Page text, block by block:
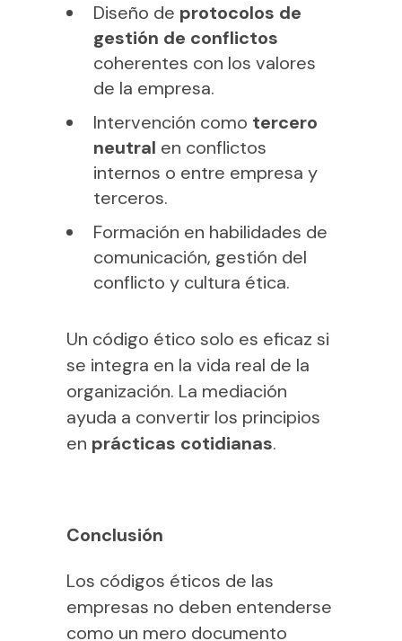
Diseño de protocolos de
gestión de conflictos
coherentes con los valores
de la empresa.
Intervención como tercero
neutral en conflictos
internos o entre empresa y
terceros.
Formación en habilidades de
comunicación, gestión del
conflicto y cultura ética.
Un código ético solo es eficaz si
se integra en la vida real de la
organización. La mediación
ayuda a convertir los principios
en prácticas cotidianas.
Conclusión
Los códigos éticos de las
empresas no deben entenderse
como un mero documento